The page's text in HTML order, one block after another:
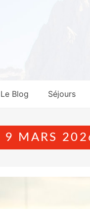
Le Blog Séjours
9 MARS